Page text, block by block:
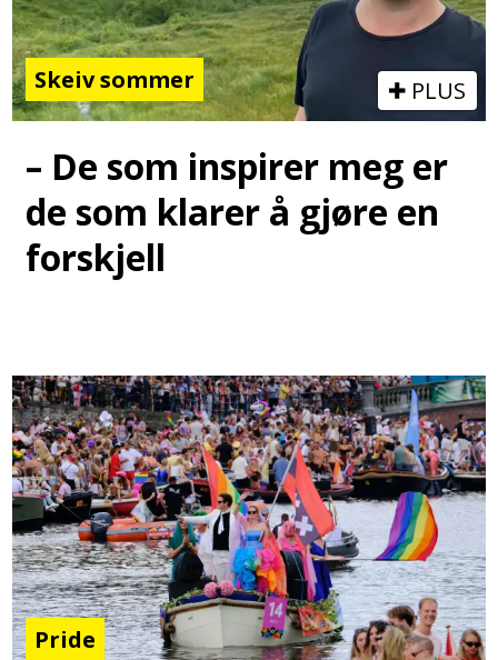
Skeiv sommer PLUS
– De som inspirer meg er
de som klarer å gjøre en
forskjell
Pride